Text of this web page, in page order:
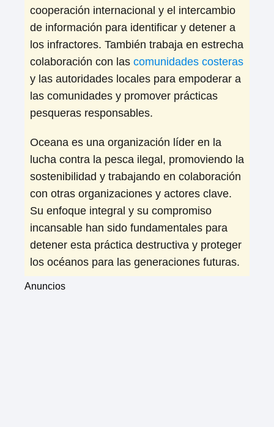
cooperación internacional y el intercambio
de información para identificar y detener a
los infractores. También trabaja en estrecha
colaboración con las comunidades costeras
y las autoridades locales para empoderar a
las comunidades y promover prácticas
pesqueras responsables.
Oceana es una organización líder en la
lucha contra la pesca ilegal, promoviendo la
sostenibilidad y trabajando en colaboración
con otras organizaciones y actores clave.
Su enfoque integral y su compromiso
incansable han sido fundamentales para
detener esta práctica destructiva y proteger
los océanos para las generaciones futuras.
Anuncios